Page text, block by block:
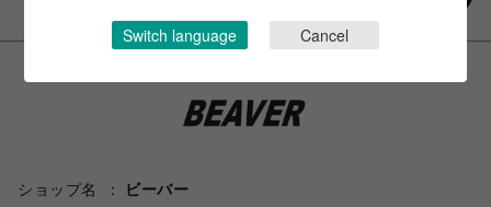
ショップ名
ビーバー
Switch language Cancel